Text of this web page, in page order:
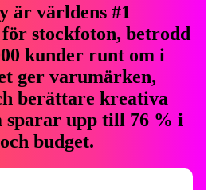
är världens #1
stockfoton, betrodd
kunder runt om i
ger varumärken,
berättare kreativa
sparar upp till 76 % i
budget.